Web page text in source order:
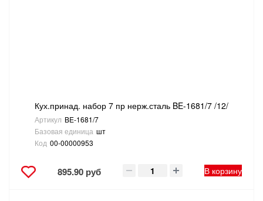
Кух.принад. набор 7 пр нерж.сталь BE-1681/7 /12/
Артикул BE-1681/7
Базовая единица шт
Код 00-00000953
895.90 руб В корзину